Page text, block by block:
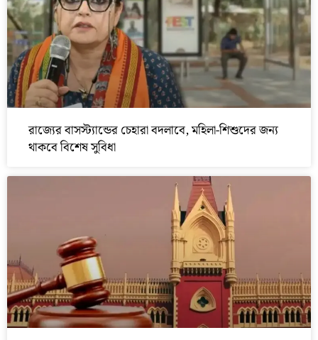
রাজ্যের বাসস্ট্যান্ডের চেহারা বদলাবে, মহিলা-শিশুদের জন্য
থাকবে বিশেষ সুবিধা